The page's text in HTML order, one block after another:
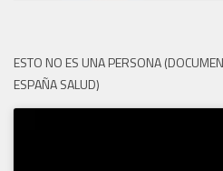
ESTO NO ES UNA PERSONA
ESPAÑA SALUD)